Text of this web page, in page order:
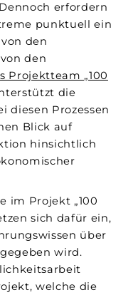
erfordern
punktuell ein
den
den
Projektteam „100
die
diesen Prozessen
Blick auf
hinsichtlich
im Projekt „100
sich dafür ein,
über
wird.
welche die